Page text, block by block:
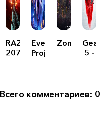
RAZE
2070
Everreach:
Project
Zombotron
Gears
5 -
Всего комментариев: 0